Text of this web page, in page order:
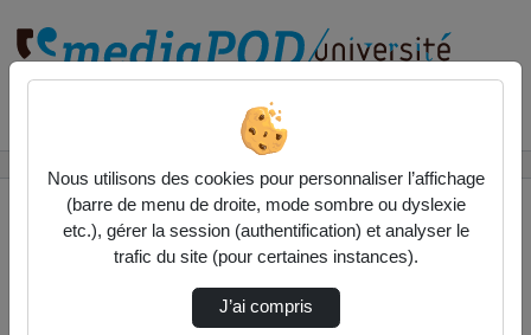
1 vidéo trouvée
Nous utilisons des cookies pour personnaliser l’affichage
(barre de menu de droite, mode sombre ou dyslexie
etc.), gérer la session (authentification) et analyser le
trafic du site (pour certaines instances).
J’ai compris